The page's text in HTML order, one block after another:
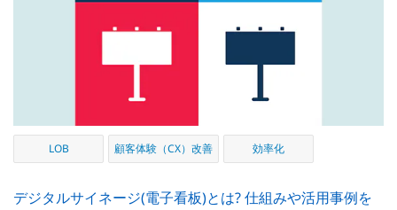
LOB 顧客体験（CX）改善 効率化
デジタルサイネージ(電子看板)とは? 仕組みや活用事例を